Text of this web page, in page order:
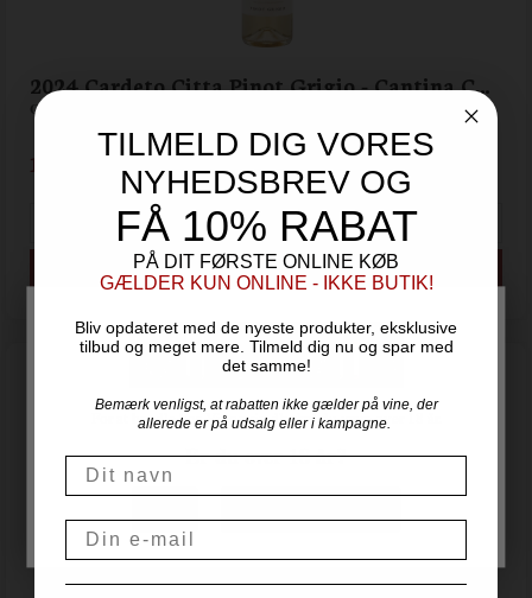
For at handle hos Vinogvin.dk skal du være over 18 år.
Er du over 18 år?
2024 Cardeto Citta Pinot Grigio - Cantina Cardeto
Cantina Cardeto - Umbrien
129,00 TILMELD DIG VORES
NYHEDSBREV OG
FÅ 10% RABAT
PÅ DIT FØRSTE ONLINE KØB
GÆLDER KUN ONLINE - IKKE BUTIK!
Bliv opdateret med de nyeste produkter, eksklusive
tilbud og meget mere. Tilmeld dig nu og spar med
det samme!
Bemærk venligst, at rabatten ikke gælder på vine, der
allerede er på udsalg eller i kampagne.
Navn
Email